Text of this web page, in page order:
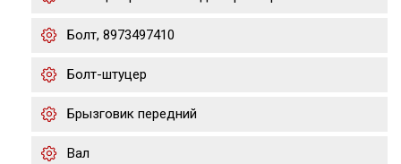
Болт, 8973497410
Болт-штуцер
Брызговик передний
Вал